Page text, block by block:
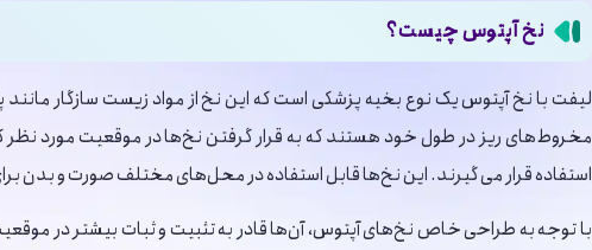
نخ آپتوس چیست؟
لیفت با نخ آپتوس یک نوع بخیه پزشکی است که این نخ از مواد زیست سازگار
مخروط‌های ریز در طول خود هستند که به قرار گرفتن نخ‌ها در موقعیت مورد
استفاده قرار می ‌گیرند. این نخ‌ها قابل استفاده در محل‌های مختلف صورت و بدن
با توجه به طراحی خاص نخ‌های آپتوس، آن‌ها قادر به تثبیت و ثبات بیشتر در